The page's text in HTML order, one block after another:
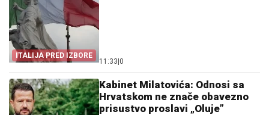
ITALIJA PRED IZBORE
11:33 0
Kabinet Milatovića: Odnosi sa
Hrvatskom ne znače obavezno
prisustvo proslavi „Oluje”